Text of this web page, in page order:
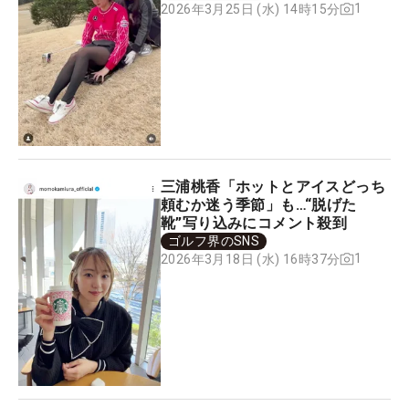
2026年3月25日 (水) 14時15分
1
三浦桃香「ホットとアイスどっち
頼むか迷う季節」も…“脱げた
靴”写り込みにコメント殺到
ゴルフ界のSNS
2026年3月18日 (水) 16時37分
1